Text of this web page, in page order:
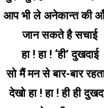
आप भी ले अनेकान्त की
जान सकते है सचाई
हा ! हा ! ‘ही’ दुखदाई
सो मैं मन से बार-बार
देखो हा ! हा ! ही ही